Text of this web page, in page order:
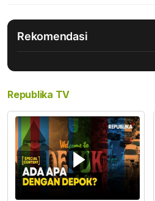
Rekomendasi
Republika TV